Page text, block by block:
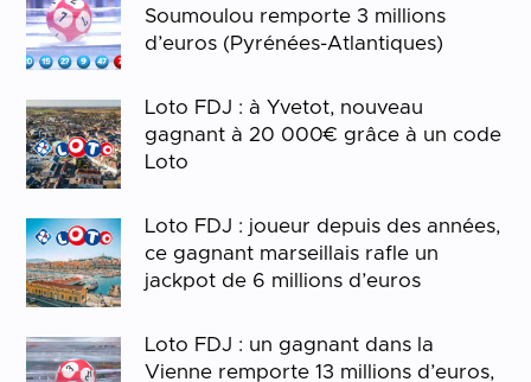
Soumoulou remporte 3 millions
d’euros (Pyrénées-Atlantiques)
Loto FDJ : à Yvetot, nouveau
gagnant à 20 000€ grâce à un code
Loto
Loto FDJ : joueur depuis des années,
ce gagnant marseillais rafle un
jackpot de 6 millions d’euros
Loto FDJ : un gagnant dans la
Vienne remporte 13 millions d’euros,